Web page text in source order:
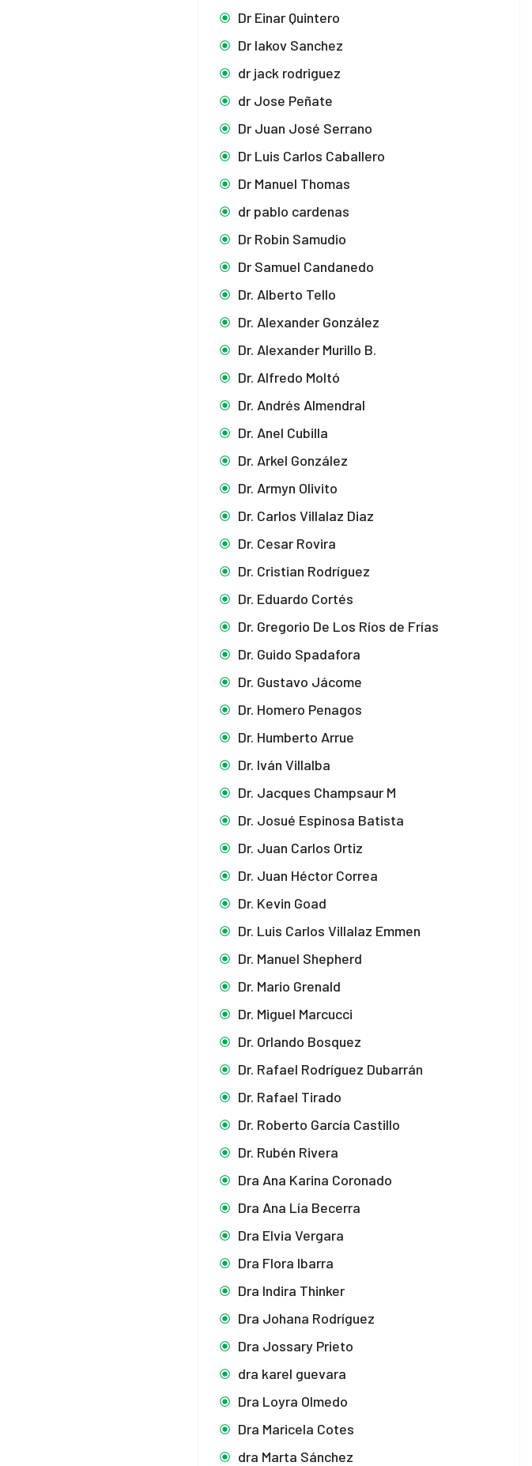
Dr Einar Quintero
Dr Iakov Sanchez
dr jack rodriguez
dr Jose Peñate
Dr Juan José Serrano
Dr Luis Carlos Caballero
Dr Manuel Thomas
dr pablo cardenas
Dr Robin Samudio
Dr Samuel Candanedo
Dr. Alberto Tello
Dr. Alexander González
Dr. Alexander Murillo B.
Dr. Alfredo Moltó
Dr. Andrés Almendral
Dr. Anel Cubilla
Dr. Arkel González
Dr. Armyn Olivito
Dr. Carlos Villalaz Diaz
Dr. Cesar Rovira
Dr. Cristian Rodríguez
Dr. Eduardo Cortés
Dr. Gregorio De Los Ríos de Frías
Dr. Guido Spadafora
Dr. Gustavo Jácome
Dr. Homero Penagos
Dr. Humberto Arrue
Dr. Iván Villalba
Dr. Jacques Champsaur M
Dr. Josué Espinosa Batista
Dr. Juan Carlos Ortiz
Dr. Juan Héctor Correa
Dr. Kevin Goad
Dr. Luis Carlos Villalaz Emmen
Dr. Manuel Shepherd
Dr. Mario Grenald
Dr. Miguel Marcucci
Dr. Orlando Bosquez
Dr. Rafael Rodríguez Dubarrán
Dr. Rafael Tirado
Dr. Roberto García Castillo
Dr. Rubén Rivera
Dra Ana Karina Coronado
Dra Ana Lía Becerra
Dra Elvia Vergara
Dra Flora Ibarra
Dra Indira Thinker
Dra Johana Rodríguez
Dra Jossary Prieto
dra karel guevara
Dra Loyra Olmedo
Dra Maricela Cotes
dra Marta Sánchez